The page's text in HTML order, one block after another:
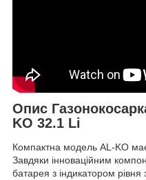
Опис
KO 32.1 Li
Компактна модель AL-KO
Завдяки інноваційним
батарея з індикатором